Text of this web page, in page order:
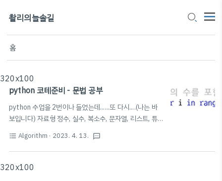
촬리의늘솔길
홈
320x100
python 코테준비 - 문법 공부
python 수업을 2번이나 들었는데......또 다시....(나는 바
보입니다) 자료형 정수, 실수, 복소수, 문자열, 리스트, 튜
의 데이터를 표현하는 수 자료형 - .n 으로도 표현 가능 -
실수 값 반올림 round(), round(소수,n째자리) 지수 표현
방식 - e나 E를 이용한 지수 표현 방식을 이용할 수 있다.
format_list_bulleted Algorithm · 2023. 4. 13. textsms
320x100